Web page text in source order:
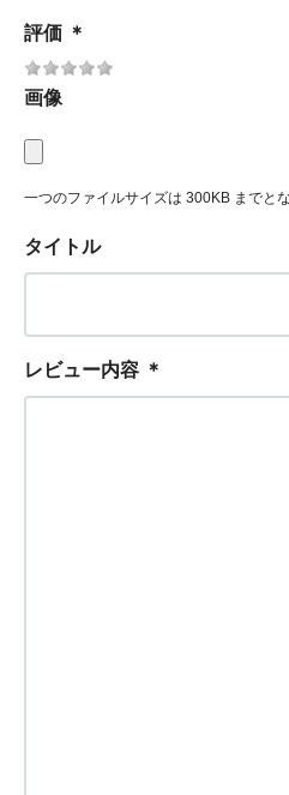
評価 ＊
画像
一つのファイルサイズは 300KB までと
タイトル
レビュー内容 ＊